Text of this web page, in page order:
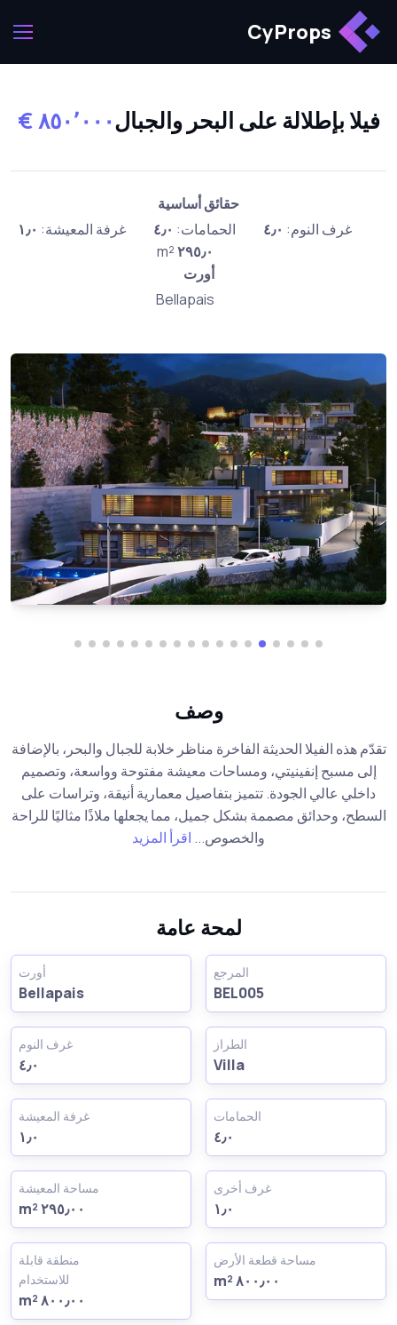
CyProps
فيلا بإطلالة على البحر والجبال٨٥٠٬٠٠٠ €
حقائق أساسية
غرف النوم: ٤٫٠ الحمامات: ٤٫٠ غرفة المعيشة: ١٫٠
٢٩٥٫٠m²
أورت
Bellapais
وصف
تقدّم هذه الفيلا الحديثة الفاخرة مناظر خلابة للجبال والبحر، بالإضافة
إلى مسبح إنفينيتي، ومساحات معيشة مفتوحة وواسعة، وتصميم
داخلي عالي الجودة. تتميز بتفاصيل معمارية أنيقة، وتراسات على
السطح، وحدائق مصممة بشكل جميل، مما يجعلها ملاذًا مثاليًا للراحة
والخصوص... اقرأ المزيد
لمحة عامة
المرجع
BEL005
أورت
Bellapais
الطراز
Villa
غرف النوم
٤٫٠
الحمامات
٤٫٠
غرفة المعيشة
١٫٠
غرف أخرى
١٫٠
مساحة المعيشة
٢٩٥٫٠٠ m²
مساحة قطعة الأرض
٨٠٠٫٠٠ m²
منطقة قابلة
للاستخدام
٨٠٠٫٠٠ m²